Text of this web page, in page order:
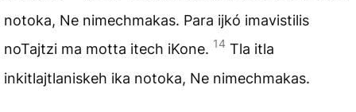
notoka, Ne nimechmakas. Para ijkó imavistilis
noTajtzi ma motta itech iKone. 14 Tla itla
inkitlajtlaniskeh ika notoka, Ne nimechmakas.